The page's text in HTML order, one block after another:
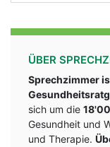
ÜBER
Sprechzimmer
sich um die
Gesundheit und
und Therapie.